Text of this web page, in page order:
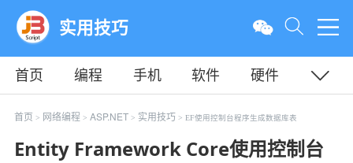
实用技巧
首页 编程 手机 软件
硬件
教程
平面 服务器
首页 > 网络编程 > ASP.NET > 实用技巧 > EF使用控制台程序生成数据库表
Entity Framework Core使用控制台